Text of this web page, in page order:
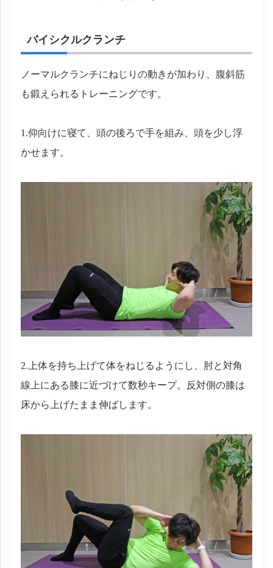
バイシクルクランチ
ノーマルクランチにねじりの動きが加わり、腹斜筋
も鍛えられるトレーニングです。
1.仰向けに寝て、頭の後ろで手を組み、頭を少し浮
かせます。
2.上体を持ち上げて体をねじるようにし、肘と対角
線上にある膝に近づけて数秒キープ。反対側の膝は
床から上げたまま伸ばします。